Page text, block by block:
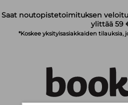
Saat noutopistetoimituksen
ylittää 59
*Koskee yksityisasiakkaiden